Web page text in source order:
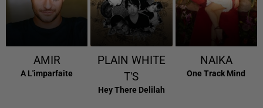
AMIR
A L'imparfaite
PLAIN WHITE
T'S
Hey There Delilah
NAIKA
One Track Mind